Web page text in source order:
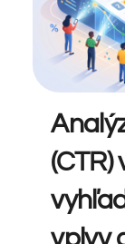
vplyv